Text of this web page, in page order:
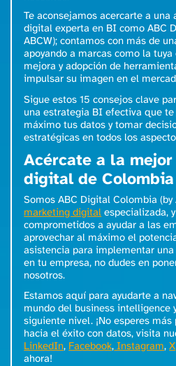
Te aconsejamos acercarte a una
digital experta en BI como ABC
ABCW); contamos con más de
apoyando a marcas como la tuya
mejora y adopción de
impulsar su imagen en el
Sigue estos 15 consejos clave
una estrategia BI efectiva que
máximo tus datos y tomar
estratégicas en todos los
Acércate a la mejor
digital de Colombia
Somos ABC Digital Colombia (by
marketing digital especializada,
comprometidos a ayudar a las
aprovechar al máximo el
asistencia para implementar
en tu empresa, no dudes en
nosotros.
Estamos aquí para ayudarte a
mundo del business intelligence
siguiente nivel. ¡No esperes
hacia el éxito con datos, visita
LinkedIn, Facebook, Instagram,X
ahora!